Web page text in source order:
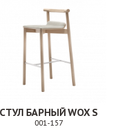
СТУЛ БАРНЫЙ WOX S
001-157